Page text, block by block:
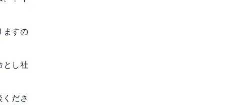
ますの
とし社
ださ